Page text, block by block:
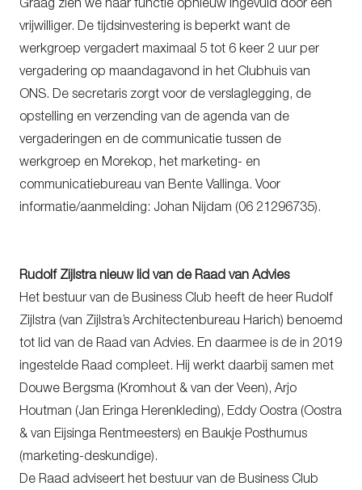
Graag zien we haar functie opnieuw ingevuld door een
vrijwilliger. De tijdsinvestering is beperkt want de
werkgroep vergadert maximaal 5 tot 6 keer 2 uur per
vergadering op maandagavond in het Clubhuis van
ONS. De secretaris zorgt voor de verslaglegging, de
opstelling en verzending van de agenda van de
vergaderingen en de communicatie tussen de
werkgroep en Morekop, het marketing- en
communicatiebureau van Bente Vallinga. Voor
informatie/aanmelding: Johan Nijdam (06 21296735).
Rudolf Zijlstra nieuw lid van de Raad van Advies
Het bestuur van de Business Club heeft de heer Rudolf
Zijlstra (van Zijlstra’s Architectenbureau Harich) benoemd
tot lid van de Raad van Advies. En daarmee is de in 2019
ingestelde Raad compleet. Hij werkt daarbij samen met
Douwe Bergsma (Kromhout & van der Veen), Arjo
Houtman (Jan Eringa Herenkleding), Eddy Oostra (Oostra
& van Eijsinga Rentmeesters) en Baukje Posthumus
(marketing-deskundige).
De Raad adviseert het bestuur van de Business Club